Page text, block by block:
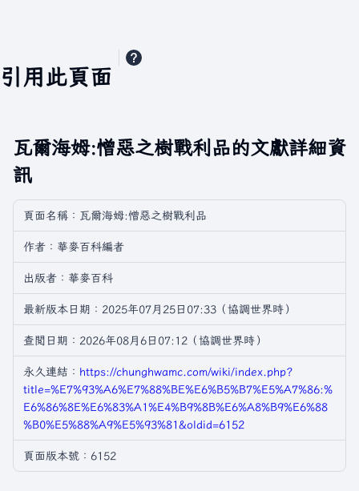
引用此頁面
瓦爾海姆:憎惡之樹戰利品的文獻詳細資
訊
頁面名稱：瓦爾海姆:憎惡之樹戰利品
作者：華麥百科編者
出版者：華麥百科
最新版本日期：2025年07月25日07:33（協調世界時）
查閲日期：2026年08月6日07:12（協調世界時）
永久連結： https://chunghwamc.com/wiki/index.php?
title=%E7%93%A6%E7%88%BE%E6%B5%B7%E5%A7%86:%
E6%86%8E%E6%83%A1%E4%B9%8B%E6%A8%B9%E6%88
%B0%E5%88%A9%E5%93%81&oldid=6152
頁面版本號：6152